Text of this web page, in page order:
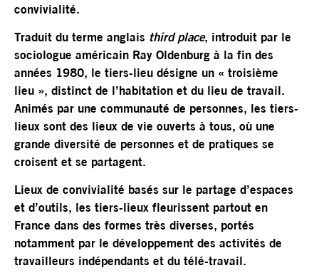
convivialité.
Traduit du terme anglais third place, introduit par le
sociologue américain Ray Oldenburg à la fin des
années 1980, le tiers-lieu désigne un « troisième
lieu », distinct de l’habitation et du lieu de travail.
Animés par une communauté de personnes, les tiers-
lieux sont des lieux de vie ouverts à tous, où une
grande diversité de personnes et de pratiques se
croisent et se partagent.
Lieux de convivialité basés sur le partage d’espaces
et d’outils, les tiers-lieux fleurissent partout en
France dans des formes très diverses, portés
notamment par le développement des activités de
travailleurs indépendants et du télé-travail.